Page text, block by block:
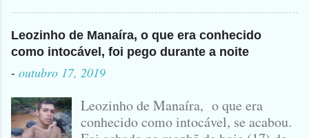
Leozinho de Manaíra, o que era conhecido
como intocável, foi pego durante a noite
- outubro 17, 2019
Leozinho de Manaíra, o que era
conhecido como intocável, se acabou.